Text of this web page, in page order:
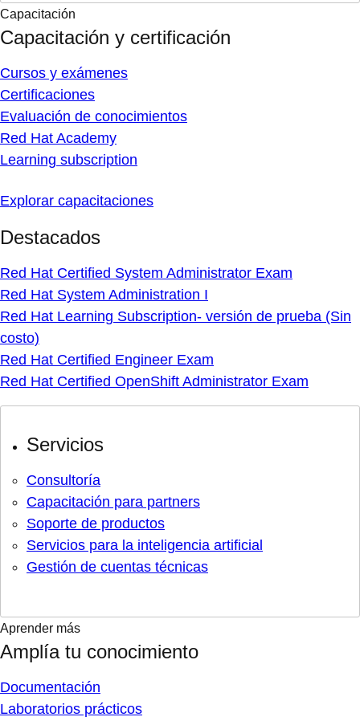
Capacitación
Capacitación y certificación
Cursos y exámenes
Certificaciones
Evaluación de conocimientos
Red Hat Academy
Learning subscription
Explorar capacitaciones
Destacados
Red Hat Certified System Administrator Exam
Red Hat System Administration I
Red Hat Learning Subscription- versión de prueba (Sin
costo)
Red Hat Certified Engineer Exam
Red Hat Certified OpenShift Administrator Exam
Servicios
Consultoría
Capacitación para partners
Soporte de productos
Servicios para la inteligencia artificial
Gestión de cuentas técnicas
Aprender más
Amplía tu conocimiento
Documentación
Laboratorios prácticos